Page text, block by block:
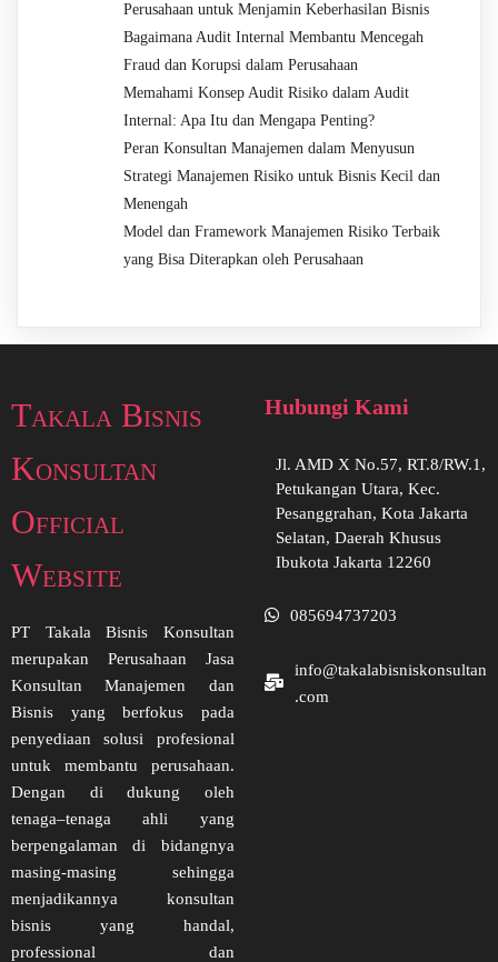
Perusahaan untuk Menjamin Keberhasilan Bisnis
Bagaimana Audit Internal Membantu Mencegah
Fraud dan Korupsi dalam Perusahaan
Memahami Konsep Audit Risiko dalam Audit
Internal: Apa Itu dan Mengapa Penting?
Peran Konsultan Manajemen dalam Menyusun
Strategi Manajemen Risiko untuk Bisnis Kecil dan
Menengah
Model dan Framework Manajemen Risiko Terbaik
yang Bisa Diterapkan oleh Perusahaan
Takala Bisnis
Konsultan
Official
Website
PT Takala Bisnis Konsultan
merupakan Perusahaan Jasa
Konsultan Manajemen dan
Bisnis yang berfokus pada
penyediaan solusi profesional
untuk membantu perusahaan.
Dengan di dukung oleh
tenaga–tenaga ahli yang
berpengalaman di bidangnya
masing-masing sehingga
menjadikannya konsultan
bisnis yang handal,
professional dan
Hubungi Kami
Jl. AMD X No.57, RT.8/RW.1,
Petukangan Utara, Kec.
Pesanggrahan, Kota Jakarta
Selatan, Daerah Khusus
Ibukota Jakarta 12260
085694737203
info@takalabisniskonsultan
.com